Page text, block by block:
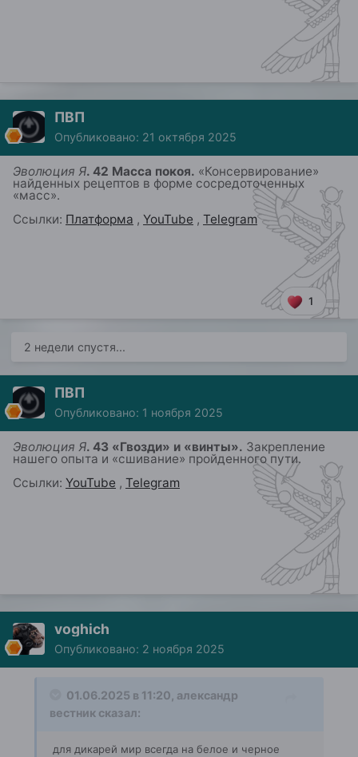
ПВП
Опубликовано: 21 октября 2025
Эволюция Я. 42 Масса покоя. «Консервирование»
найденных рецептов в форме сосредоточенных
«масс».
Ссылки: Платформа , YouTube , Telegram
1
2 недели спустя...
ПВП
Опубликовано: 1 ноября 2025
Эволюция Я. 43 «Гвозди» и «винты». Закрепление
нашегоопыта и «сшивание» пройденного пути.
Ссылки: YouTube , Telegram
voghich
Опубликовано: 2 ноября 2025
01.06.2025 в 11:20, александр
вестник сказал:
для дикарей мир всегда на белое и черное